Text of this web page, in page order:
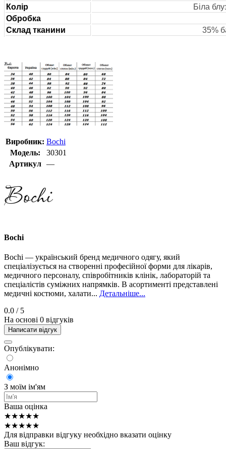
Колір
Біла
Обробка
Склад тканини
35%
Виробник: Bochi
Модель:
30301
Артикул
—
Bochi
Bochi — український бренд медичного одягу, який
спеціалізується на створенні професійної форми для лікарів,
медичного персоналу, співробітників клінік, лабораторій та
спеціалістів суміжних напрямків. В асортименті представлені
медичні костюми, халати... Детальніше...
0.0 / 5
На основі 0 відгуків
Написати відгук
Опублікувати:
Анонімно
З моїм ім'ям
Ваша оцінка
★★★★★
★★★★★
Для відправки відгуку необхідно вказати оцінку
Ваш відгук: